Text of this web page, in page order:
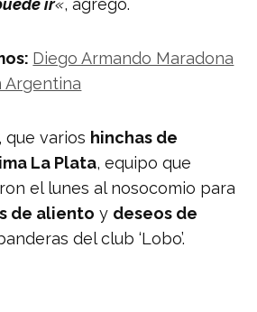
Diego Armando Maradona
Argentina
que varios hinchas de
La Plata, equipo que
el lunes al nosocomio para
de aliento y deseos de
del club ‘Lobo’.